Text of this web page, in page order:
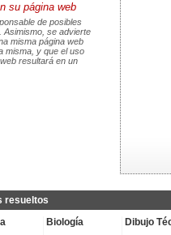
su página web
de posibles
Asimismo, se advierte
misma página web
misma, y que el uso
resultará en un
resueltos
Biología Dibujo